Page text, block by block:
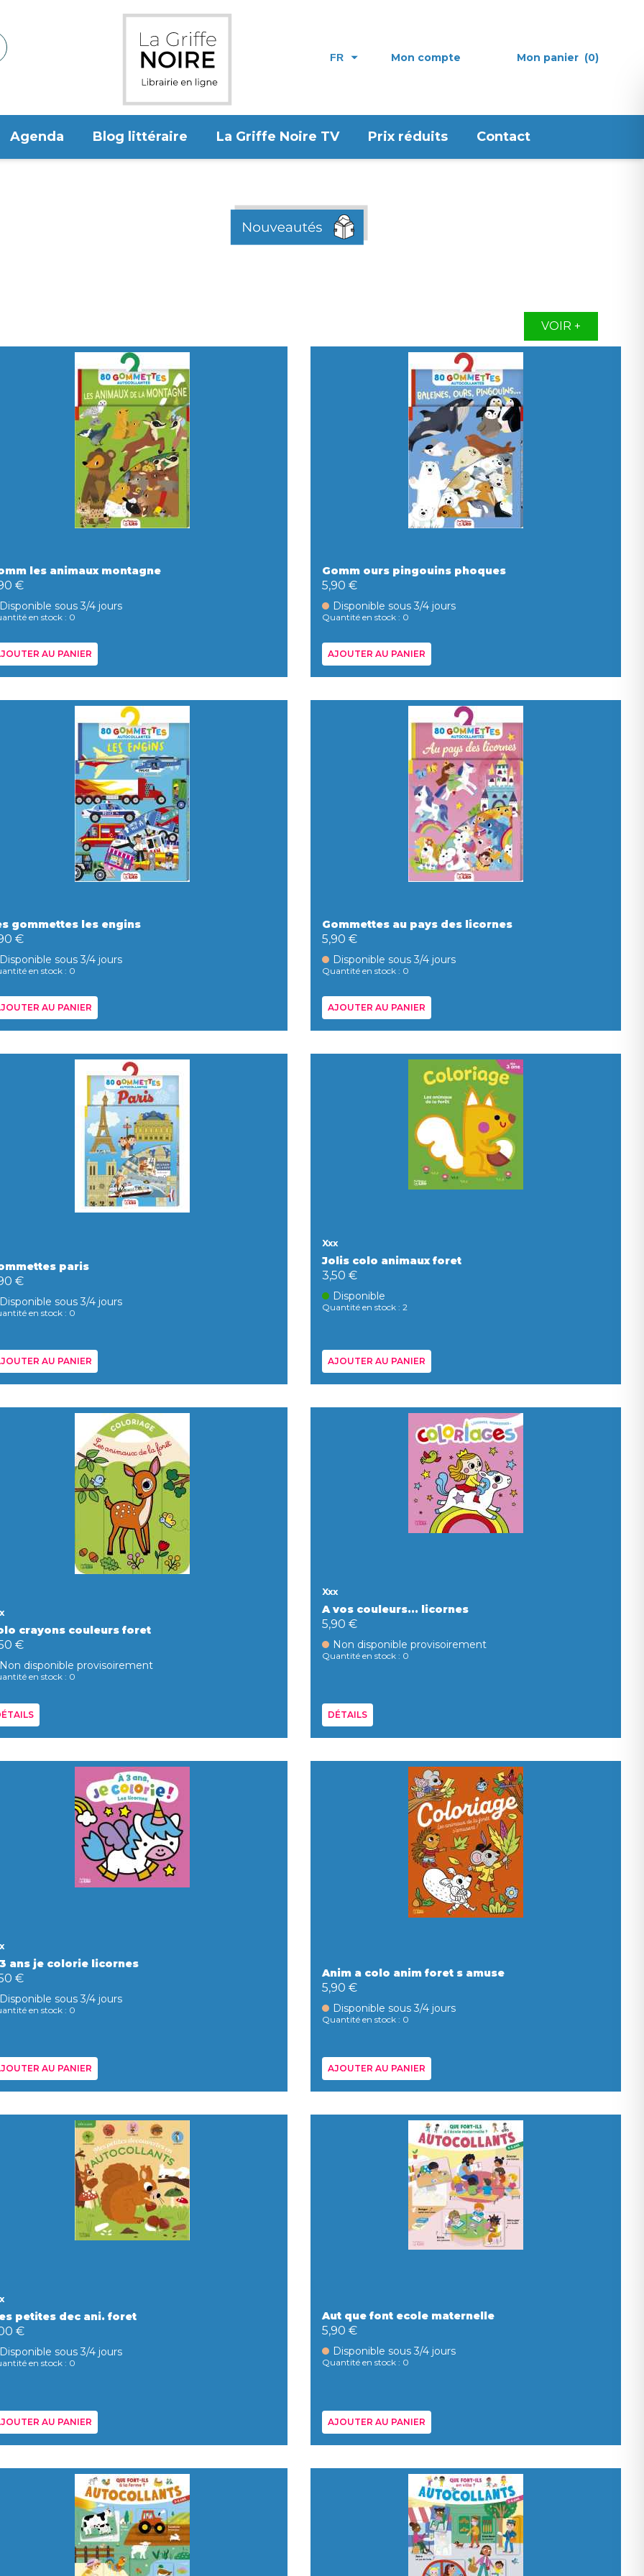
FR Mon compte Mon panier (0)
Agenda Blog littéraire La Griffe Noire TV Prix réduits Contact
VOIR +
les animaux montagne
€
Disponible sous 3/4 jours
en stock : 0
AU PANIER
Gomm ours pingouins phoques
5,90 €
Disponible sous 3/4 jours
Quantité en stock : 0
AJOUTER AU PANIER
gommettes les engins
€
Disponible sous 3/4 jours
en stock : 0
AU PANIER
Gommettes au pays des licornes
5,90 €
Disponible sous 3/4 jours
Quantité en stock : 0
AJOUTER AU PANIER
paris
€
Disponible sous 3/4 jours
en stock : 0
AU PANIER
Xxx
Jolis colo animaux foret
3,50 €
Disponible
Quantité en stock : 2
AJOUTER AU PANIER
crayons couleurs foret
€
Non disponible provisoirement
en stock : 0
Xxx
A vos couleurs... licornes
5,90 €
Non disponible provisoirement
Quantité en stock : 0
DÉTAILS
ans je colorie licornes
€
Disponible sous 3/4 jours
en stock : 0
AU PANIER
Anim a colo anim foret s amuse
5,90 €
Disponible sous 3/4 jours
Quantité en stock : 0
AJOUTER AU PANIER
petites dec ani. foret
€
Disponible sous 3/4 jours
en stock : 0
AU PANIER
Aut que font ecole maternelle
5,90 €
Disponible sous 3/4 jours
Quantité en stock : 0
AJOUTER AU PANIER